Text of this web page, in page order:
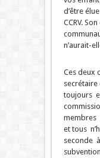
d’être
CCRV.
n’aurait-
Ces deux
secrétaire
toujours
membres
et tous
seconde